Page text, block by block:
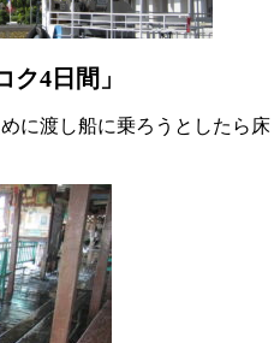
ク4日間」
に渡し船に乗ろうとしたら床